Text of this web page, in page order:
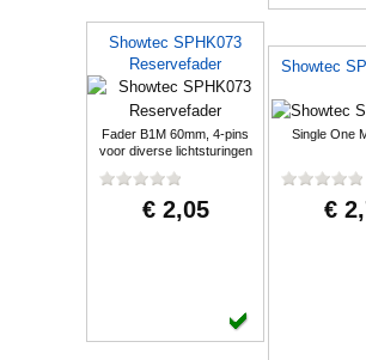
Showtec SPHK073
Reservefader
Fader B1M 60mm, 4-pins
voor diverse lichtsturingen
€ 2,05
Showtec
Single One
€